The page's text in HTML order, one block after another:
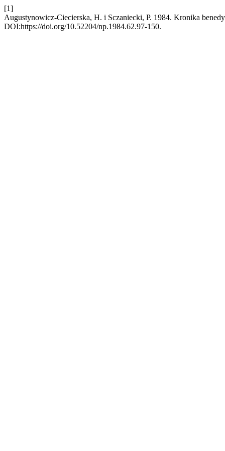
[1]
Augustynowicz-Ciecierska, H. i Sczaniecki, P. 1984. Kronika
DOI:https://doi.org/10.52204/np.1984.62.97-150.